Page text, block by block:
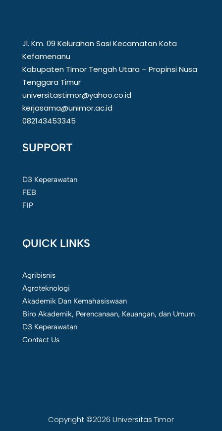
Jl. Km. 09 Kelurahan Sasi Kecamatan Kota
Kefamenanu
Kabupaten Timor Tengah Utara – Propinsi Nusa
Tenggara Timur
universitastimor@yahoo.co.id
kerjasama@unimor.ac.id
082143453345
SUPPORT
D3 Keperawatan
FEB
FIP
QUICK LINKS
Agribisnis
Agroteknologi
Akademik Dan Kemahasiswaan
Biro Akademik, Perencanaan, Keuangan, dan Umum
D3 Keperawatan
Contact Us
Copyright ©2026 Universitas Timor